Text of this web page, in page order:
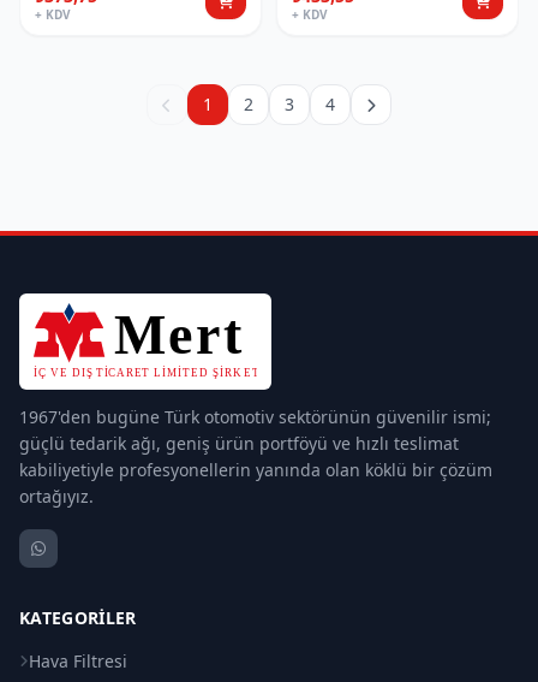
+ KDV + KDV
1 2 3 4
1967'den bugüne Türk otomotiv sektörünün güvenilir ismi;
güçlü tedarik ağı, geniş ürün portföyü ve hızlı teslimat
kabiliyetiyle profesyonellerin yanında olan köklü bir çözüm
ortağıyız.
KATEGORILER
Hava Filtresi